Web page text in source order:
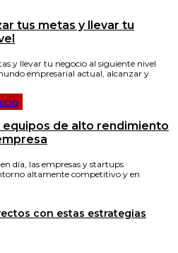
tus metas y llevar tu
y llevar tu negocio al siguiente nivel
empresarial actual, alcanzar y
equipos de alto rendimiento
día, las empresas y startups
altamente competitivo y en
con estas estrategias